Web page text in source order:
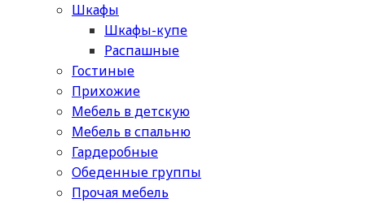
Шкафы
Шкафы-купе
Распашные
Гостиные
Прихожие
Мебель в детскую
Мебель в спальню
Гардеробные
Обеденные группы
Прочая мебель